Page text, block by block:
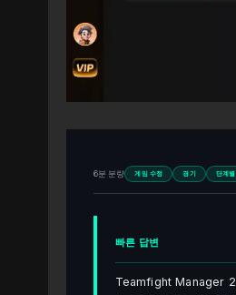
6분 분량 게임 수정 경기 단계
빠른 답변
Teamfight Manager